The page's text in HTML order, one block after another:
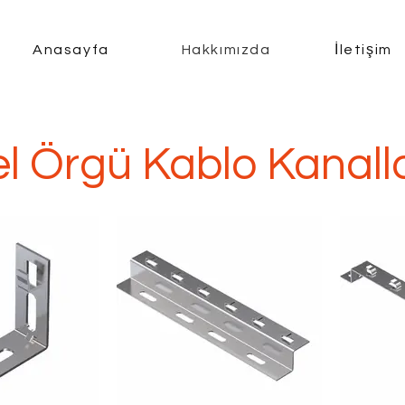
Anasayfa Hakkımızda İletişim
Örgü Kablo